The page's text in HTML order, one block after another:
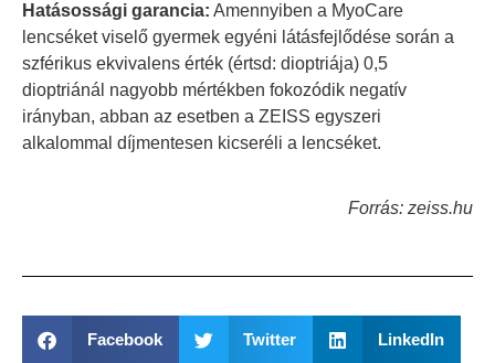
Hatásossági garancia: Amennyiben a MyoCare
lencséket viselő gyermek egyéni látásfejlődése során a
szférikus ekvivalens érték (értsd: dioptriája) 0,5
dioptriánál nagyobb mértékben fokozódik negatív
irányban, abban az esetben a ZEISS egyszeri
alkalommal díjmentesen kicseréli a lencséket.
Forrás: zeiss.hu
Facebook Twitter LinkedIn